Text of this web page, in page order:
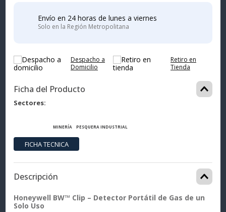
Envío en 24 horas de lunes a viernes
Solo en la Región Metropolitana
Despacho a
Domicilio
Retiro en
Tienda
Ficha del Producto
Sectores
MINERÍA PESQUERA INDUSTRIAL
Descripción
Honeywell BW™ Clip – Detector Portátil de Gas de un
Solo Uso